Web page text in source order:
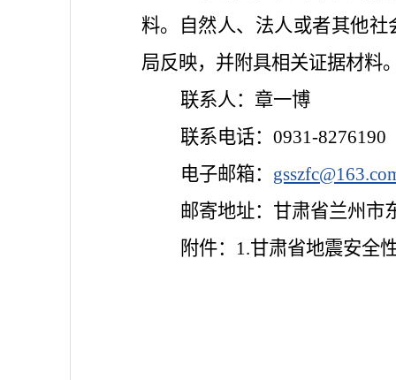
料。自然人、法人或者其他
局反映，并附具相关证据材料
联系人：章一博
联系电话：0931-8276190
电子邮箱：
邮寄地址：甘肃省兰州市
附件：1.甘肃省地震安全